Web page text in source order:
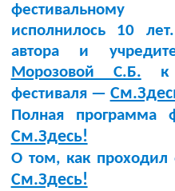
исполнилось 10
автора и
Морозовой С.Б. к
фестиваля —
Полная программа
См.Здесь!
О том, как проходил
См.Здесь!